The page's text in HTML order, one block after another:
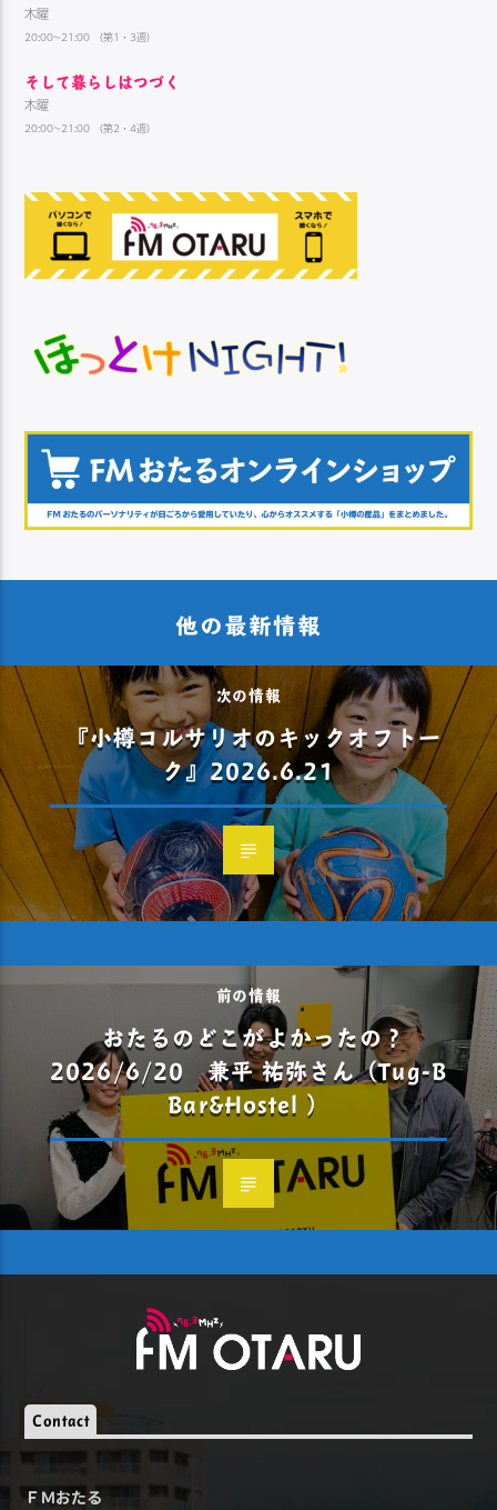
木曜
20:00~21:00 （第1・3週）
そして暮らしはつづく
木曜
20:00~21:00 （第2・4週）
他の最新情報
次の情報
『小樽コルサリオのキックオフトー
ク』2026.6.21
前の情報
おたるのどこがよかったの？
2026/6/20 兼平 祐弥さん（Tug-B
Bar&Hostel ）
Contact
ＦＭおたる